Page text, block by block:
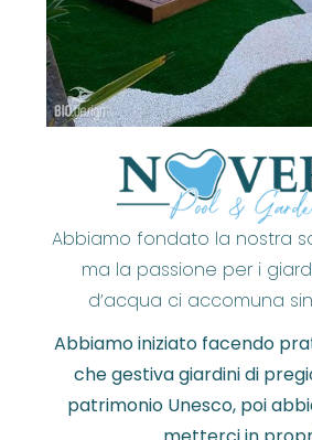
Abbiamo fondato la nostra
ma la passione per i
d’acqua ci accomuna
Abbiamo iniziato facendo
che gestiva giardini di
patrimonio Unesco, poi